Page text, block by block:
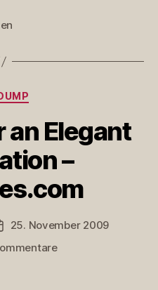
Kategorien
an Elegant
–
25. November 2009
zu